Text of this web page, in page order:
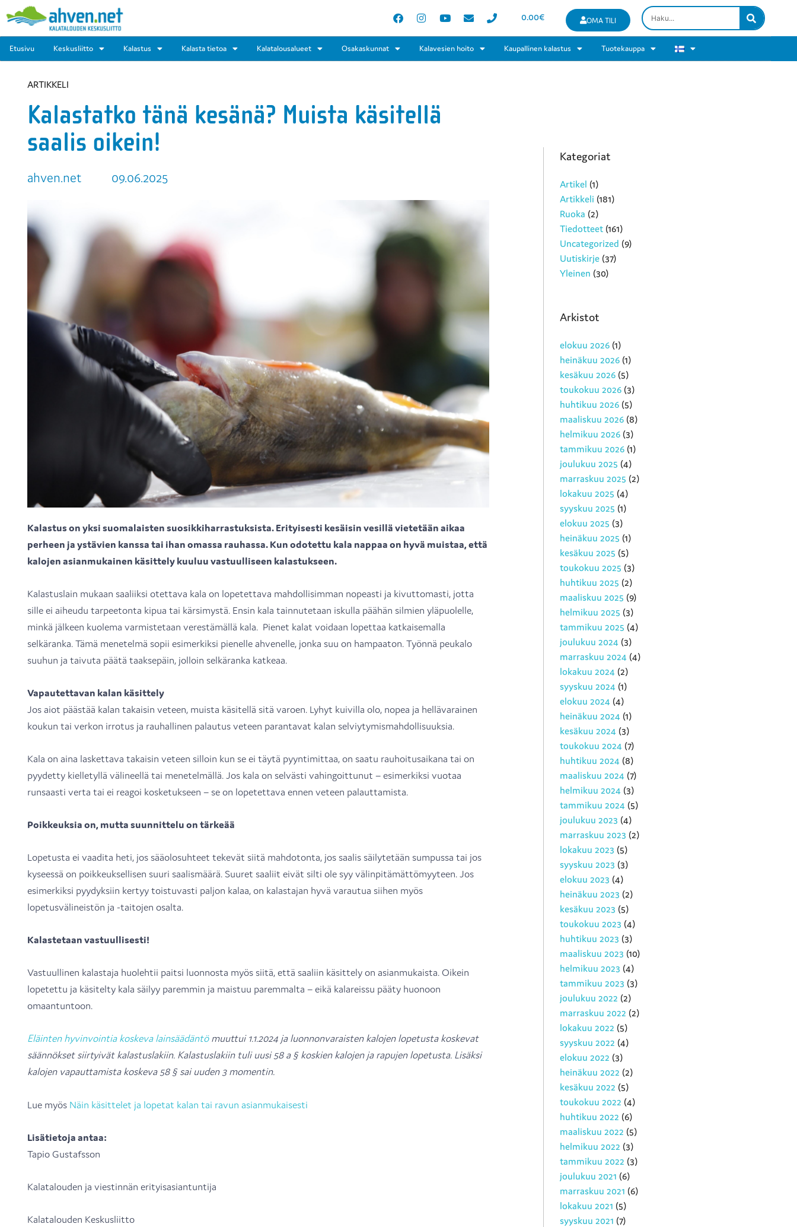
0.00€ OMA TILI
Etusivu Keskusliitto Kalastus Kalasta tietoa Kalatalousalueet Osakaskunnat Kalavesien hoito Kaupallinen kalastus Tuotekauppa
ARTIKKELI
Kalastatko tänä kesänä? Muista käsitellä
saalis oikein!
ahven.net 09.06.2025
Kalastus on yksi suomalaisten suosikkiharrastuksista. Erityisesti kesäisin vesillä vietetään aikaa
perheen ja ystävien kanssa tai ihan omassa rauhassa. Kun odotettu kala nappaa on hyvä muistaa, että
kalojen asianmukainen käsittely kuuluu vastuulliseen kalastukseen.
Kalastuslain mukaan saaliiksi otettava kala on lopetettava mahdollisimman nopeasti ja kivuttomasti, jotta
sille ei aiheudu tarpeetonta kipua tai kärsimystä. Ensin kala tainnutetaan iskulla päähän silmien yläpuolelle,
minkä jälkeen kuolema varmistetaan verestämällä kala. Pienet kalat voidaan lopettaa katkaisemalla
selkäranka. Tämä menetelmä sopii esimerkiksi pienelle ahvenelle, jonka suu on hampaaton. Työnnä peukalo
suuhun ja taivuta päätä taaksepäin, jolloin selkäranka katkeaa.
Vapautettavan kalan käsittely
Jos aiot päästää kalan takaisin veteen, muista käsitellä sitä varoen. Lyhyt kuivilla olo, nopea ja hellävarainen
koukun tai verkon irrotus ja rauhallinen palautus veteen parantavat kalan selviytymismahdollisuuksia.
Kala on aina laskettava takaisin veteen silloin kun se ei täytä pyyntimittaa, on saatu rauhoitusaikana tai on
pyydetty kielletyllä välineellä tai menetelmällä. Jos kala on selvästi vahingoittunut – esimerkiksi vuotaa
runsaasti verta tai ei reagoi kosketukseen – se on lopetettava ennen veteen palauttamista.
Poikkeuksia on, mutta suunnittelu on tärkeää
Lopetusta ei vaadita heti, jos sääolosuhteet tekevät siitä mahdotonta, jos saalis säilytetään sumpussa tai jos
kyseessä on poikkeuksellisen suuri saalismäärä. Suuret saaliit eivät silti ole syy välinpitämättömyyteen. Jos
esimerkiksi pyydyksiin kertyy toistuvasti paljon kalaa, on kalastajan hyvä varautua siihen myös
lopetusvälineistön ja -taitojen osalta.
Kalastetaan vastuullisesti!
Vastuullinen kalastaja huolehtii paitsi luonnosta myös siitä, että saaliin käsittely on asianmukaista. Oikein
lopetettu ja käsitelty kala säilyy paremmin ja maistuu paremmalta – eikä kalareissu pääty huonoon
omaantuntoon.
Eläinten hyvinvointia koskeva lainsäädäntömuuttui 1.1.2024 ja luonnonvaraisten kalojen lopetusta koskevat
säännökset siirtyivät kalastuslakiin. Kalastuslakiin tuli uusi 58 a § koskien kalojen ja rapujen lopetusta. Lisäksi
kalojen vapauttamista koskeva 58 § sai uuden 3 momentin.
Lue myös Näin käsittelet ja lopetat kalan tai ravun asianmukaisesti
Lisätietoja antaa:
Tapio Gustafsson
Kalatalouden ja viestinnän erityisasiantuntija
Kalatalouden Keskusliitto
Kategoriat
Artikel (1)
Artikkeli (181)
Ruoka (2)
Tiedotteet (161)
Uncategorized (9)
Uutiskirje (37)
Yleinen (30)
Arkistot
elokuu 2026 (1)
heinäkuu 2026 (1)
kesäkuu 2026 (5)
toukokuu 2026 (3)
huhtikuu 2026 (5)
maaliskuu 2026 (8)
helmikuu 2026 (3)
tammikuu 2026 (1)
joulukuu 2025 (4)
marraskuu 2025 (2)
lokakuu 2025 (4)
syyskuu 2025 (1)
elokuu 2025 (3)
heinäkuu 2025 (1)
kesäkuu 2025 (5)
toukokuu 2025 (3)
huhtikuu 2025 (2)
maaliskuu 2025 (9)
helmikuu 2025 (3)
tammikuu 2025 (4)
joulukuu 2024 (3)
marraskuu 2024 (4)
lokakuu 2024 (2)
syyskuu 2024 (1)
elokuu 2024 (4)
heinäkuu 2024 (1)
kesäkuu 2024 (3)
toukokuu 2024 (7)
huhtikuu 2024 (8)
maaliskuu 2024 (7)
helmikuu 2024 (3)
tammikuu 2024 (5)
joulukuu 2023 (4)
marraskuu 2023 (2)
lokakuu 2023 (5)
syyskuu 2023 (3)
elokuu 2023 (4)
heinäkuu 2023 (2)
kesäkuu 2023 (5)
toukokuu 2023 (4)
huhtikuu 2023 (3)
maaliskuu 2023 (10)
helmikuu 2023 (4)
tammikuu 2023 (3)
joulukuu 2022 (2)
marraskuu 2022 (2)
lokakuu 2022 (5)
syyskuu 2022 (4)
elokuu 2022 (3)
heinäkuu 2022 (2)
kesäkuu 2022 (5)
toukokuu 2022 (4)
huhtikuu 2022 (6)
maaliskuu 2022 (5)
helmikuu 2022 (3)
tammikuu 2022 (3)
joulukuu 2021 (6)
marraskuu 2021 (6)
lokakuu 2021 (5)
syyskuu 2021 (7)